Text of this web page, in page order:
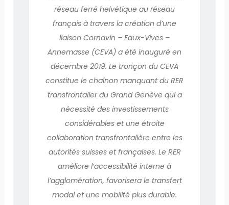
réseau ferré helvétique au réseau
français à travers la création d’une
liaison Cornavin – Eaux-Vives –
Annemasse (CEVA) a été inauguré en
décembre 2019. Le tronçon du CEVA
constitue le chaînon manquant du RER
transfrontalier du Grand Genève qui a
nécessité des investissements
considérables et une étroite
collaboration transfrontalière entre les
autorités suisses et françaises. Le RER
améliore l’accessibilité interne à
l’agglomération, favorisera le transfert
modal et une mobilité plus durable.